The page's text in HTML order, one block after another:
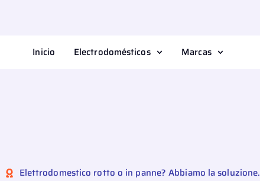
Inicio Electrodomésticos Marcas
Elettrodomestico rotto o in panne? Abbiamo la soluzione.